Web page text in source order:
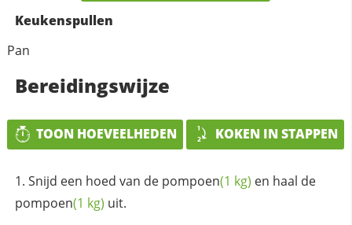
Keukenspullen
Pan
Bereidingswijze
TOON HOEVEELHEDEN KOKEN IN STAPPEN
Snijd een hoed van de pompoen(1 kg) en haal de
pompoen(1 kg) uit.